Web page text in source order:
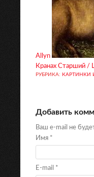
Allyn
Кранах Старший /
РУБРИКА: КАРТИНКИ
Добавить
Ваш e-mail не
Имя *
E-mail *